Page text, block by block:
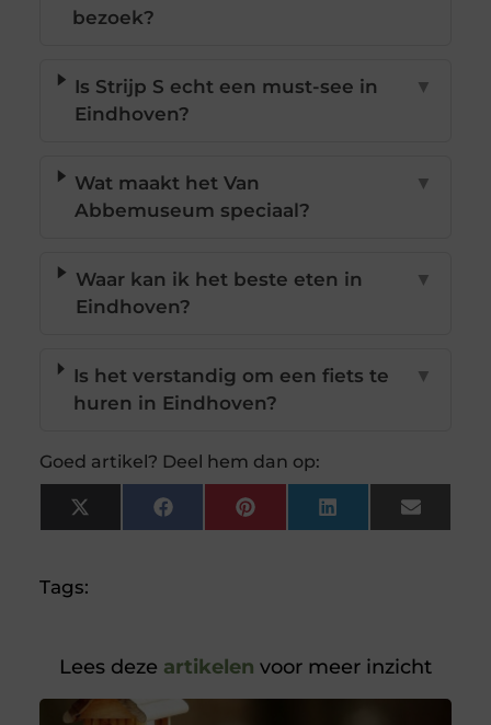
bezoek?
Is Strijp S echt een must-see in
Eindhoven?
▼
Wat maakt het Van
Abbemuseum speciaal?
▼
Waar kan ik het beste eten in
Eindhoven?
▼
Is het verstandig om een fiets te
huren in Eindhoven?
▼
Goed artikel? Deel hem dan op:
X
(Twitter)
FacebookPinterestLinkedInEmail
Tags:
Lees deze artikelen voor meer inzicht